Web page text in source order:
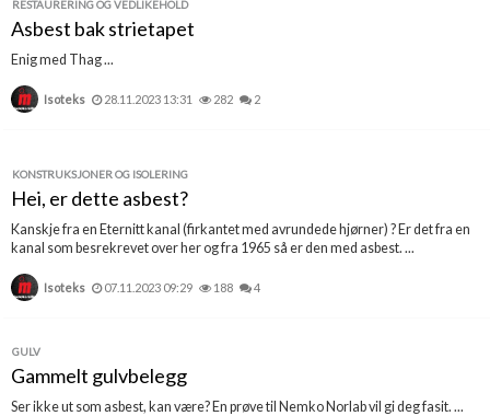
RESTAURERING OG VEDLIKEHOLD
Asbest bak strietapet
Enig med Thag ...
Isoteks 28.11.2023 13:31 282 2
KONSTRUKSJONER OG ISOLERING
Hei, er dette asbest?
Kanskje fra en Eternitt kanal (firkantet med avrundede hjørner) ? Er det fra en
kanal som besrekrevet over her og fra 1965 så er den med asbest. ...
Isoteks 07.11.2023 09:29 188 4
GULV
Gammelt gulvbelegg
Ser ikke ut som asbest, kan være? En prøve til Nemko Norlab vil gi deg fasit. ...